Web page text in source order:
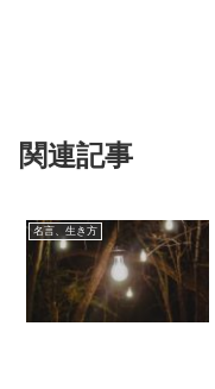
関連記事
名言、生き方